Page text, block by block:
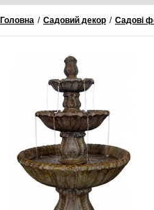
Головна / Садовий декор / Садові